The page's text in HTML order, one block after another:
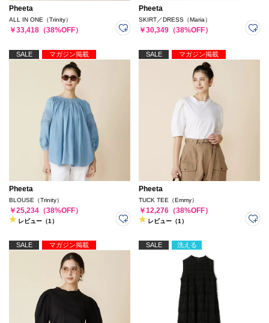
Pheeta
ALL IN ONE（Trinity）
￥33,418（38%OFF）
Pheeta
SKIRT／DRESS（Maria）
￥30,349（38%OFF）
SALE マガジン掲載
Pheeta
BLOUSE（Trinity）
￥25,234（38%OFF）
レビュー（1）
SALE マガジン掲載
Pheeta
TUCK TEE（Emmy）
￥12,276（38%OFF）
レビュー（1）
SALE マガジン掲載 SALE 洗える